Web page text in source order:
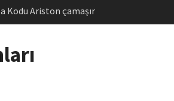
Kodu Ariston çamaşır
Sorunu
F5 Hatası Çözüm